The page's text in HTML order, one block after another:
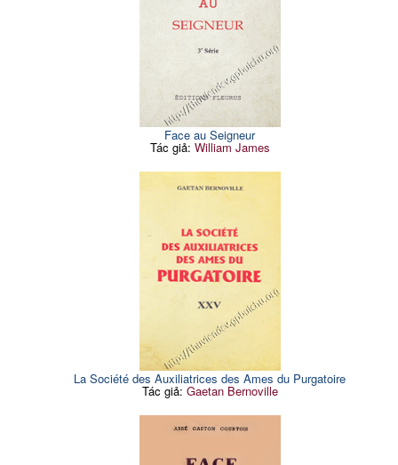
Face au Seigneur
Tác giả: William James
La Société des Auxiliatrices des Ames du Purgatoire
Tác giả: Gaetan Bernoville